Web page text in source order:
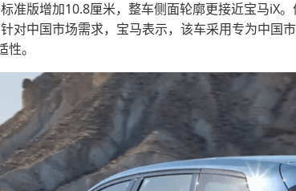
准版增加10.8厘米，整车侧面轮廓更接近宝马iX
对中国市场需求，宝马表示，该车采用专为中国
。